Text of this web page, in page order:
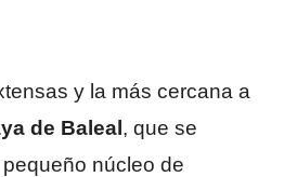
y la más cercana a
de Baleal , que se
núcleo de